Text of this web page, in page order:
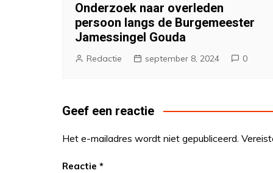
Onderzoek naar overleden
persoon langs de Burgemeester
Jamessingel Gouda
Redactie september 8, 2024 0
Geef een reactie
Het e-mailadres wordt niet gepubliceerd.
Reactie *